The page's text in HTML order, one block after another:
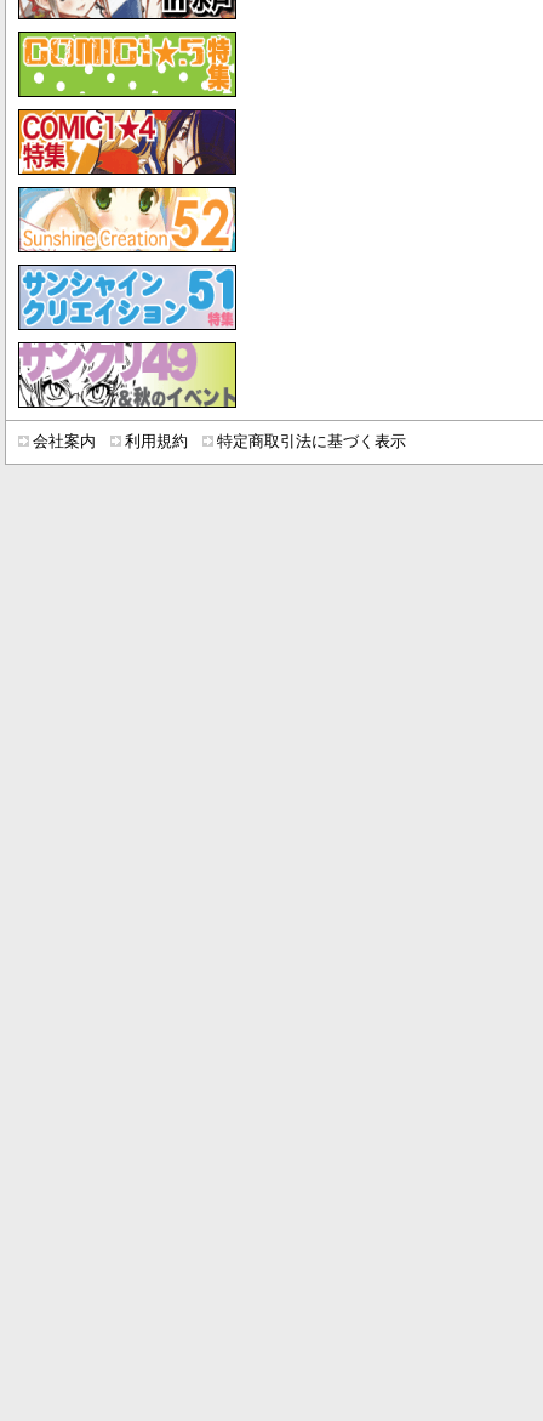
会社案内 利用規約 特定商取引法に基づく表示